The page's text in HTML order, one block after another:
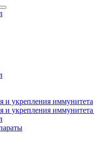
и укрепления иммунитета
и укрепления иммунитета